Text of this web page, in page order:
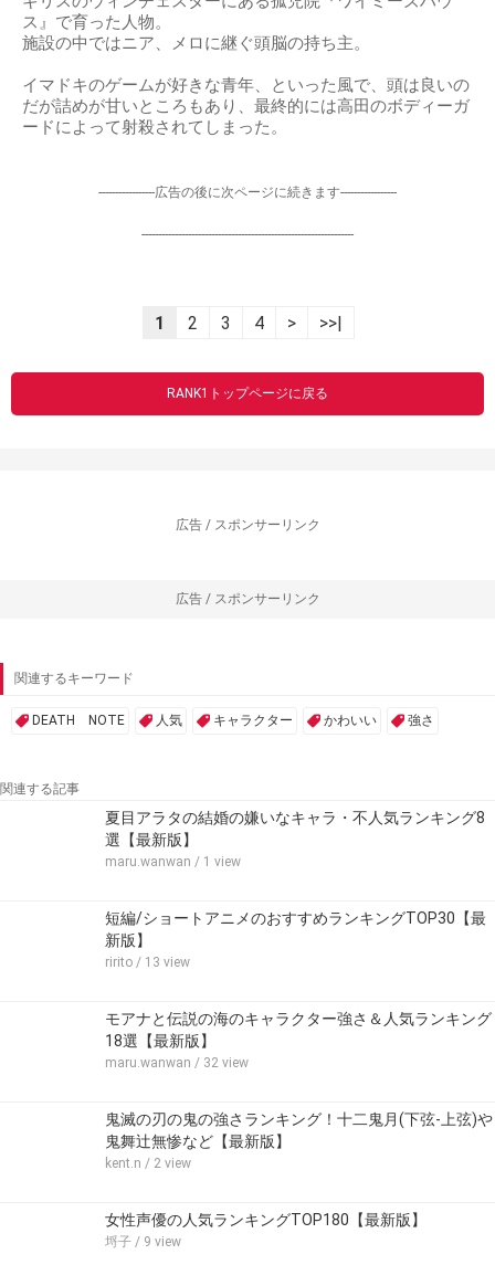
ス』で育った人物。
施設の中ではニア、メロに継ぐ頭脳の持ち主。
イマドキのゲームが好きな青年、といった風で、頭は良いの
だが詰めが甘いところもあり、最終的には高田のボディーガ
ードによって射殺されてしまった。
-----------------広告の後に次ページに続きます-----------------
----------------------------------------------------------------
1 2 3 4 > >>|
RANK1トップページに戻る
広告 / スポンサーリンク
広告 / スポンサーリンク
関連するキーワード
DEATH NOTE 人気 キャラクター かわいい 強さ
関連する記事
夏目アラタの結婚の嫌いなキャラ・不人気ランキング8
選【最新版】
maru.wanwan / 1 view
短編/ショートアニメのおすすめランキングTOP30【最
新版】
ririto / 13 view
モアナと伝説の海のキャラクター強さ＆人気ランキング
18選【最新版】
maru.wanwan / 32 view
鬼滅の刃の鬼の強さランキング！十二鬼月(下弦-上弦)や
鬼舞辻無惨など【最新版】
kent.n / 2 view
女性声優の人気ランキングTOP180【最新版】
埒子 / 9 view